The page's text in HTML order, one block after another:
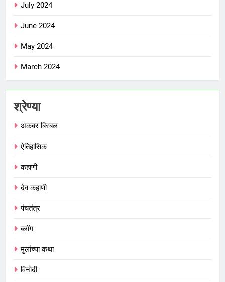
July 2024
June 2024
May 2024
March 2024
श्रेण्या
अकबर बिरबल
ऐतिहासिक
कहाणी
देव कहाणी
पंचतंत्र
ब्लॉग
मुलांच्या कथा
विनोदी